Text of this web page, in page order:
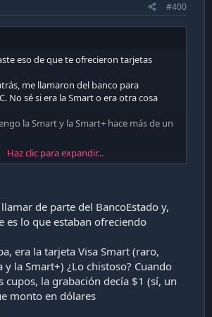
#400
eso de que te ofrecieron tarjetas
me llamaron del banco para
No sé si era la Smart o era otra cosa
la Smart y la Smart+ hace más de un
banco para ver qué sucede
una compra grande a futuro.
pero, no quiero que ese monto ocupe la
Haz clic para expandir...
de parte del BancoEstado y,
es lo que estaban ofreciendo
era la tarjeta Visa Smart (raro,
y la Smart+) ¿Lo chistoso? Cuando
cupos, la grabación decía $1 (sí, un
monto en dólares